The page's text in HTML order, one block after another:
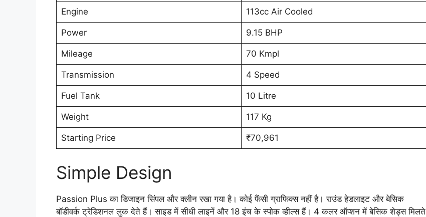
Engine 113cc Air Cooled
Power 9.15 BHP
Mileage 70 Kmpl
Transmission 4 Speed
Fuel Tank 10 Litre
Weight 117 Kg
Starting Price ₹70,961
Simple Design
Passion Plus का डिजाइन सिंपल और क्लीन रखा गया है। कोई फैंसी ग्राफिक्स नहीं है। राउंड हेडलाइट और बेसिक
बॉडीवर्क ट्रेडिशनल लुक देते हैं। साइड में सीधी लाइनें और 18 इंच के स्पोक व्हील्स हैं। 4 कलर ऑप्शन में बेसिक शेड्स मिलते